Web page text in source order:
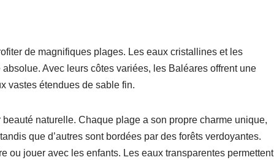
de magnifiques plages. Les eaux cristallines et les
Avec leurs côtes variées, les Baléares offrent une
vastes étendues de sable fin.
naturelle. Chaque plage a son propre charme unique,
que d’autres sont bordées par des forêts verdoyantes.
ou jouer avec les enfants. Les eaux transparentes permettent